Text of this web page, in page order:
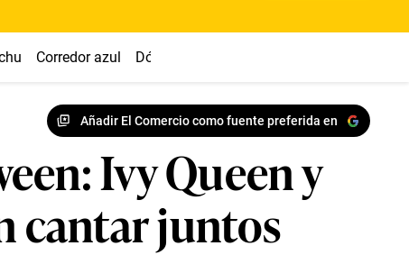
Corredor azul Dólar
Añadir El Comercio como fuente preferida en
Ivy Queen y
cantar juntos